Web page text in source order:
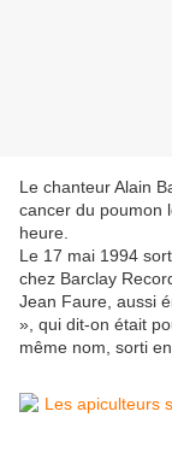
Le chanteur Alain
cancer du poumon
heure.
Le 17 mai 1994
chez Barclay
Jean Faure, aussi
», qui dit-on était
même nom, sorti